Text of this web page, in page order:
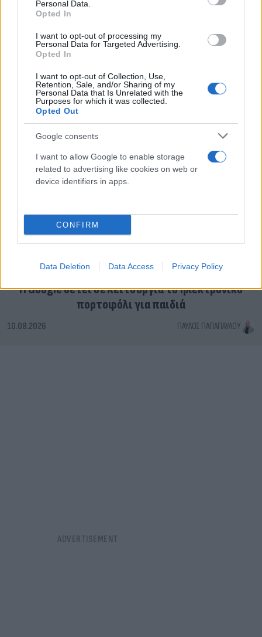
Personal Data.
Opted In
I want to opt-out of processing my
Personal Data for Targeted Advertising.
Opted In
I want to opt-out of Collection, Use,
Retention, Sale, and/or Sharing of my
Personal Data that Is Unrelated with the
Purposes for which it was collected.
Opted Out
Google consents
I want to allow Google to enable storage
related to advertising like cookies on web or
device identifiers in apps.
CONFIRM
Data Deletion Data Access Privacy Policy
Η Google θέτει σε λειτουργία το ηλεκτρονικό
πορτοφόλι για παιδιά
10.08.2026 ΠΑΎΛΟΣ ΠΑΠΑΠΑΎΛΟΥ